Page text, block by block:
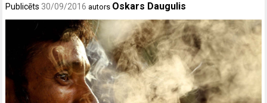
Publicēts 30/09/2016 autors Oskars Daugulis